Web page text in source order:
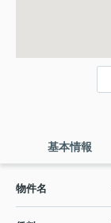
基本情報
物件名